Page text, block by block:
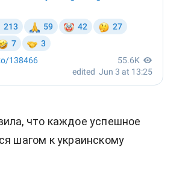
что каждое успешное
шагом к украинскому